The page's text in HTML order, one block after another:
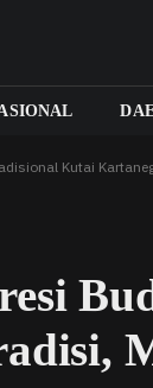
Kutai